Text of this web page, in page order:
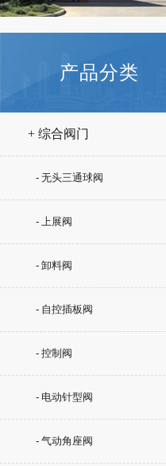
产品分类
+ 综合阀门
- 无头三通球阀
- 上展阀
- 卸料阀
- 自控插板阀
- 控制阀
- 电动针型阀
- 气动角座阀